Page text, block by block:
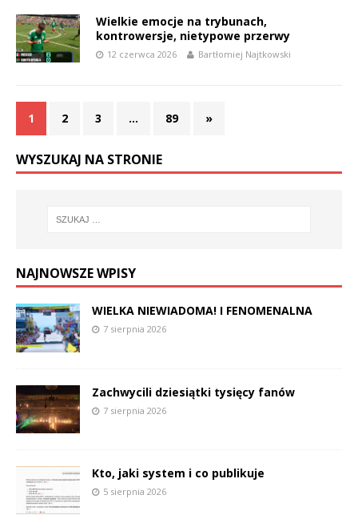
Wielkie emocje na trybunach,
kontrowersje, nietypowe przerwy
12 czerwca 2026 Bartłomiej Najtkowski
1 2 3 … 89 »
WYSZUKAJ NA STRONIE
NAJNOWSZE WPISY
WIELKA NIEWIADOMA! I FENOMENALNA
7 sierpnia 2026
Zachwycili dziesiątki tysięcy fanów
7 sierpnia 2026
Kto, jaki system i co publikuje
5 sierpnia 2026